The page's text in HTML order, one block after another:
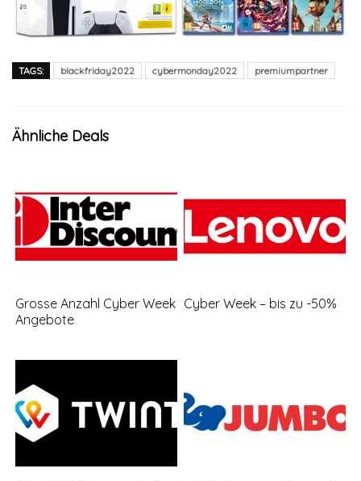
TAGS: blackfriday2022 cybermonday2022 premiumpartner
Ähnliche Deals
Grosse Anzahl Cyber Week
Angebote
Cyber Week – bis zu -50%